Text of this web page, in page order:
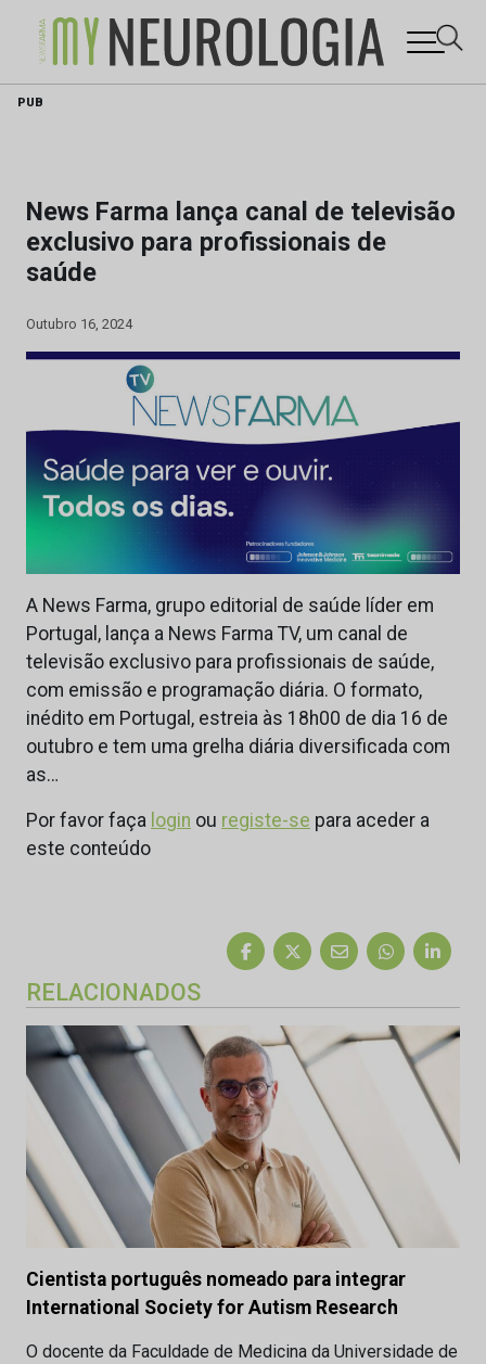
Skip
PUB
News Farma lança canal de televisão
exclusivo para profissionais de
saúde
Outubro 16, 2024
A News Farma, grupo editorial de saúde líder em
Portugal, lança a News Farma TV, um canal de
televisão exclusivo para profissionais de saúde,
com emissão e programação diária. O formato,
inédito em Portugal, estreia às 18h00 de dia 16 de
outubro e tem uma grelha diária diversificada com
as…
Por favor faça login ou registe-se para aceder a
este conteúdo
RELACIONADOS
Cientista português nomeado para integrar
International Society for Autism Research
O docente da Faculdade de Medicina da Universidade de